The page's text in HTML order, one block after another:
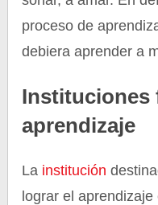
proceso de
debiera aprender a
Instituciones
aprendizaje
La institución
lograr el